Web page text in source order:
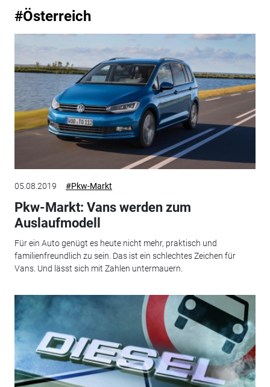
#Österreich
05.08.2019 #Pkw-Markt
Pkw-Markt: Vans werden zum
Auslaufmodell
Für ein Auto genügt es heute nicht mehr, praktisch und
familienfreundlich zu sein. Das ist ein schlechtes Zeichen für
Vans. Und lässt sich mit Zahlen untermauern.